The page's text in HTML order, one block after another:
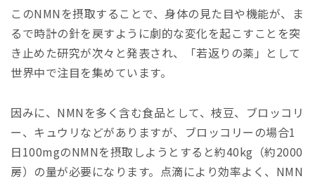
このNMNを摂取することで、身体の見た目や機能が、ま
るで時計の針を戻すように劇的な変化を起こすことを突
き止めた研究が次々と発表され、「若返りの薬」として
世界中で注目を集めています。
因みに、NMNを多く含む食品として、枝豆、ブロッコリ
ー、キュウリなどがありますが、ブロッコリーの場合1
日100mgのNMNを摂取しようとすると約40kg（約2000
房）の量が必要になります。点滴により効率よく、NMN